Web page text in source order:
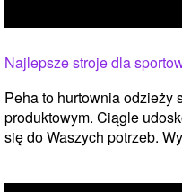
Najlepsze stroje dla
Peha to hurtownia odzieży
produktowym. Ciągle
się do Waszych potrzeb.